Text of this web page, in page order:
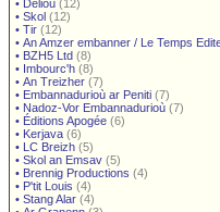
• Delioù (12)
• Skol (12)
• Tir (12)
• An Amzer embanner / Le Temps
• BZH5 Ltd (8)
• Imbourc'h (8)
• An Treizher (7)
• Embannadurioù ar Peniti (7)
• Nadoz-Vor Embannadurioù (7)
• Éditions Apogée (6)
• Kerjava (6)
• LC Breizh (5)
• Skol an Emsav (5)
• Brennig Productions (4)
• P'tit Louis (4)
• Stang Alar (4)